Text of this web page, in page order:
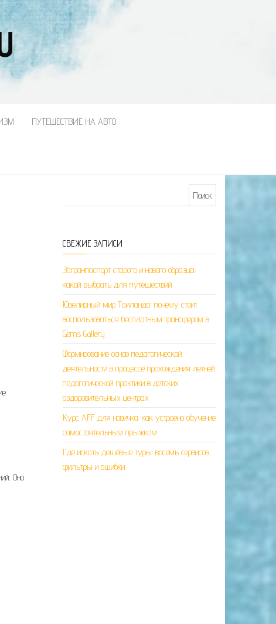
ПУТЕШЕСТВИЕ НА АВТО
Оно
СВЕЖИЕ ЗАПИСИ
Загранпаспорт старого и нового образца:
какой выбрать для путешествий
Ювелирный мир Таиланда: почему стоит
воспользоваться бесплатным трансфером в
Gems Gallery
Формирование основ педагогической
деятельности в процессе прохождения летней
педагогической практики в детских
оздоровительных центрах
Курс AFF для новичка: как устроено обучение
самостоятельным прыжкам
Где искать дешёвые туры: восемь сервисов,
фильтры и ошибки